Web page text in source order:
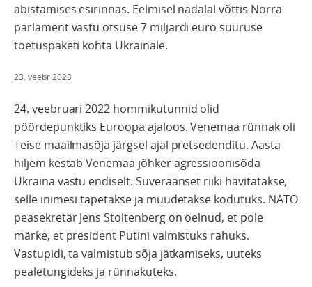
abistamises esirinnas. Eelmisel nädalal võttis Norra
parlament vastu otsuse 7 miljardi euro suuruse
toetuspaketi kohta Ukrainale.
23. veebr 2023
24. veebruari 2022 hommikutunnid olid
pöördepunktiks Euroopa ajaloos. Venemaa rünnak oli
Teise maailmasõja järgsel ajal pretsedenditu. Aasta
hiljem kestab Venemaa jõhker agressioonisõda
Ukraina vastu endiselt. Suveräänset riiki hävitatakse,
selle inimesi tapetakse ja muudetakse kodutuks. NATO
peasekretär Jens Stoltenberg on öelnud, et pole
märke, et president Putini valmistuks rahuks.
Vastupidi, ta valmistub sõja jätkamiseks, uuteks
pealetungideks ja rünnakuteks.